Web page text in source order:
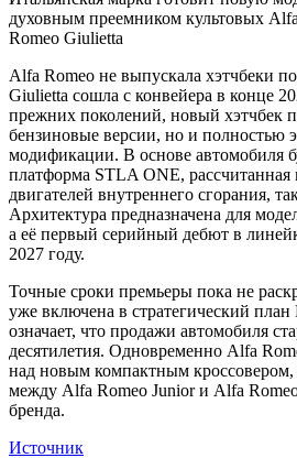
духовным преемником культовых
Romeo Giulietta
Alfa Romeo не выпускала хэтчбеки
Giulietta сошла с конвейера в конце
прежних поколений, новый хэтчбек
бензиновые версии, но и полностью
модификации. В основе автомобиля
платформа STLA ONE, рассчитанная
двигателей внутреннего сгорания,
Архитектура предназначена для
а её первый серийный дебют в
2027 году.
Точные сроки премьеры пока не
уже включена в стратегический план
означает, что продажи автомобиля
десятилетия. Одновременно Alfa
над новым компактным
между Alfa Romeo Junior и Alfa
бренда.
Источник